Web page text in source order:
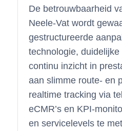
De betrouwbaarheid
Neele-Vat wordt
gestructureerde
technologie,
continu inzicht in
aan slimme route- en
realtime tracking via
eCMR’s en KPI-
en servicelevels te